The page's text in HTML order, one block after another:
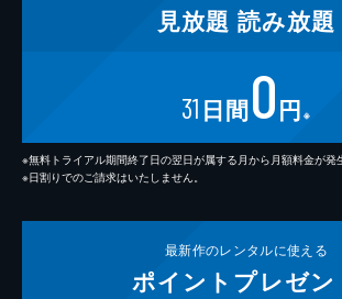
見放題 読み放題
31 日間0円 ※
※無料トライアル期間終了日の翌日が属する月から月額料金が発
※日割りでのご請求はいたしません。
最新作のレンタルに使える
ポイント プレゼン